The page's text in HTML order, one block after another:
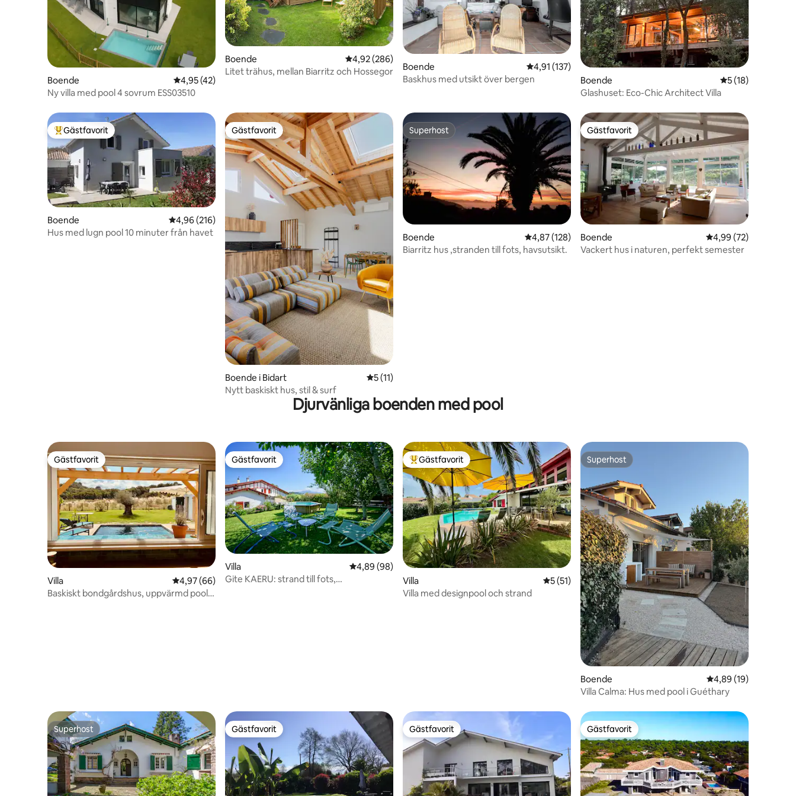
Boende 4,95 av 5 i genomsnittligt betyg, 42 omdömen
4,95 (42)
Ny villa med pool 4 sovrum ESS03510
Boende 4,92 av 5 i genomsnittligt betyg, 286 omdömen
4,92 (286)
Litet trähus, mellan Biarritz och Hossegor
Boende 4,91 av 5 i genomsnittligt betyg, 137 omdömen
4,91 (137)
Baskhus med utsikt över bergen
Boende 5 av 5 i
5 (18)
Glashuset: Eco-Chic Architect Villa
Populär gästfavorit
Gästfavorit
Boende 4,96 av 5 i genomsnittligt betyg, 216 omdömen
4,96 (216)
Hus med lugn pool 10 minuter från havet
Gästfavorit
Gästfavorit
Boende i Bidart 5 av 5 i genomsnittligt betyg, 11 omdömen
5 (11)
Nytt baskiskt hus, stil & surf
Superhost
Superhost
Boende 4,87 av 5 i genomsnittligt betyg, 128 omdömen
4,87 (128)
Biarritz hus ,stranden till fots, havsutsikt.
Gästfavorit
Gästfavorit
Boende 4,99 av 5 i
4,99 (72)
Vackert hus i naturen, perfekt semester
Djurvänliga boenden med pool
Gästfavorit
Gästfavorit
Villa 4,97 av 5 i genomsnittligt betyg, 66 omdömen
4,97 (66)
Baskiskt bondgårdshus, uppvärmd pool,
Gästfavorit
Gästfavorit
Villa 4,89 av 5 i genomsnittligt betyg, 98 omdömen
4,89 (98)
Gite KAERU: strand till fots,
Populär gästfavorit
Gästfavorit
Villa 5 av 5 i genomsnittligt betyg, 51 omdömen
5 (51)
Villa med designpool och strand
Superhost
Superhost
Boende 4,89 av 5 i
4,89 (19)
Villa Calma: Hus med pool i Guéthary
Superhost
Superhost Gästfavorit
Gästfavorit Gästfavorit
Gästfavorit Gästfavorit
Gästfavorit